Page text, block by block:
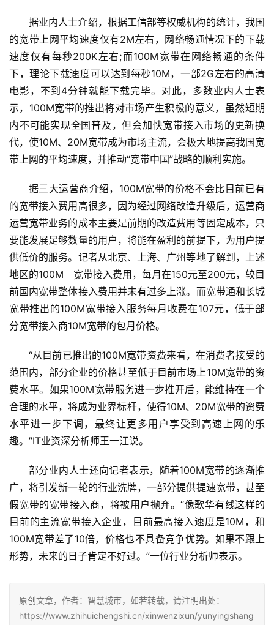
据业内人士介绍，根据工信部等权威机构的统计，我国
的宽带上网平均速度仅有2M左右，网络畅通情况下的下载
速度仅有每秒200K左右;而100M宽带在网络畅通的条件
下，理论下载速度可以达到每秒10M，一部2G左右的高清
电影，不到4分钟就能下载完毕。对此，多数业内人士表
示，100M宽带的推出将对市场产生积极的意义，虽然短期
内不可能实现全国普及，但会加快宽带接入市场的更新换
代，使10M、20M宽带成为市场主流，会极大地提高我国宽
带上网的平均速度，并推动“宽带中国”战略的顺利实施。
据三大运营商介绍，100M宽带的价格不会比目前已有
的宽带接入费用高很多，因为经过网络改造升级后，运营商
运营宽带业务的成本主要是前期的改造费用等固定成本，只
要能发展足够数量的用户，将能在盈利的前提下，为用户提
供低价的服务。记者从北京、上海、广州等地了解到，上述
地区的100M　宽带接入费用，每月在150元至200元，较目
前国内宽带整体接入费用并未有过多上涨。而宽带通和长城
宽带推出的100M宽带接入服务每月收费在107元，低于部
分宽带接入商10M宽带的包月价格。
“从目前已推出的100M宽带资费来看，在消费者接受的
范围内，部分企业的价格甚至低于目前市场上10M宽带的资
费水平。如果100M宽带服务进一步推开后，能维持在一个
合理的水平，将成为业界标杆，使得10M、20M宽带的资费
水平进一步下调，最终让更多用户享受到高速上网的乐
趣。”IT业资深分析师王一江说。
部分业内人士还向记者表示，随着100M宽带的逐渐推
广，将引发新一轮的行业洗牌，一部分提供提速宽带，甚至
假宽带的宽带接入商，将被用户抛弃。“像歌华有线这样的
目前的主流宽带接入企业，目前最高接入速度是10M，和
100M宽带差了10倍，价格也不具备竞争优势。如果不跟上
形势，未来的日子肯定不好过。”一位行业分析师表示。
原创文章，作者：智慧城市，如若转载，请注明出处：
https://www.zhihuichengshi.cn/xinwenzixun/yunyingshang